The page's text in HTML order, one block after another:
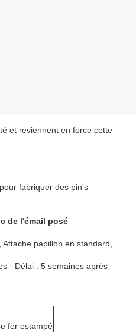
et reviennent en force cette
fabriquer des pin's
de l'émail posé
papillon en standard,
- Délai : 5 semaines après
fer estampé